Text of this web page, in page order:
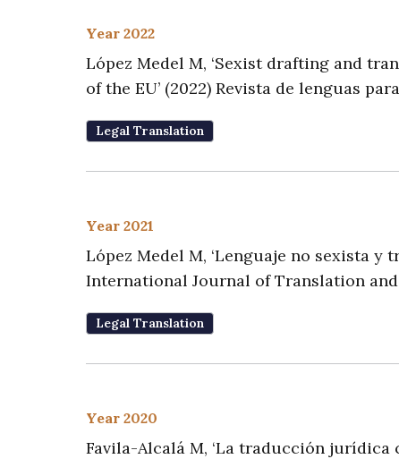
Year 2022
López Medel M, ‘Sexist drafting and
of the EU’ (2022) Revista de lenguas
Legal Translation
Year 2021
López Medel M, ‘Lenguaje no sexista
International Journal of Translation
Legal Translation
Year 2020
Favila-Alcalá M, ‘La traducción